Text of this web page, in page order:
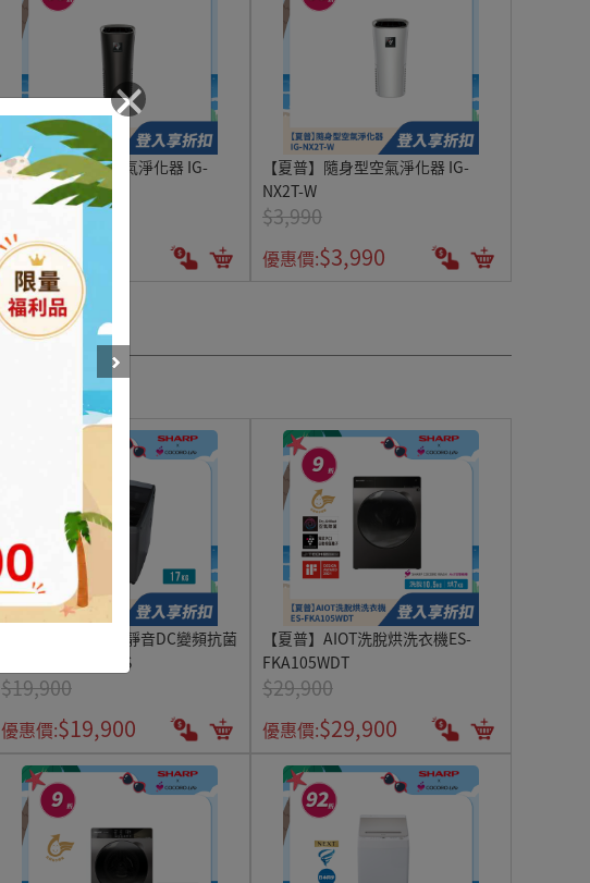
【夏普】隨身型空氣淨化器 IG-
NX2T-B
優惠價:$3,990
【夏普】隨身型空氣淨化器 IG-
NX2T-W
$3,990
優惠價:$3,990
【夏普】17公斤超靜音DC變頻抗菌
洗衣機 ES-G17AT-S
$19,900
優惠價:$19,900
【夏普】AIOT洗脫烘洗衣機ES-
FKA105WDT
$29,900
優惠價:$29,900
×